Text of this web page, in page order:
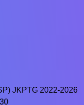
JKPTG 2022-2026